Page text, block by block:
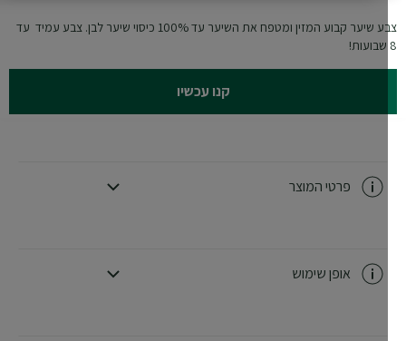
צבע שיער קבוע המזין ומטפח את השיער עד 100% כיסוי שיער לבן. צבע עמיד עד
קנו עכשיו
פרטי המוצר
אופן שימוש